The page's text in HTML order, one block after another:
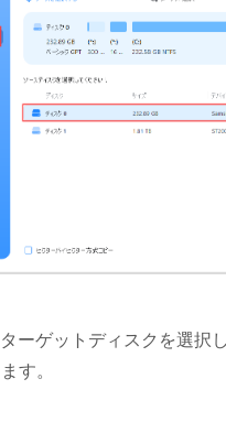
ターゲットディスクを選択
す。